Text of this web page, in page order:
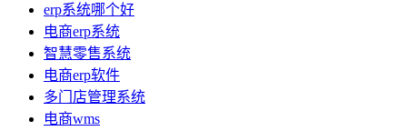
erp系统哪个好
电商erp系统
智慧零售系统
电商erp软件
多门店管理系统
电商wms